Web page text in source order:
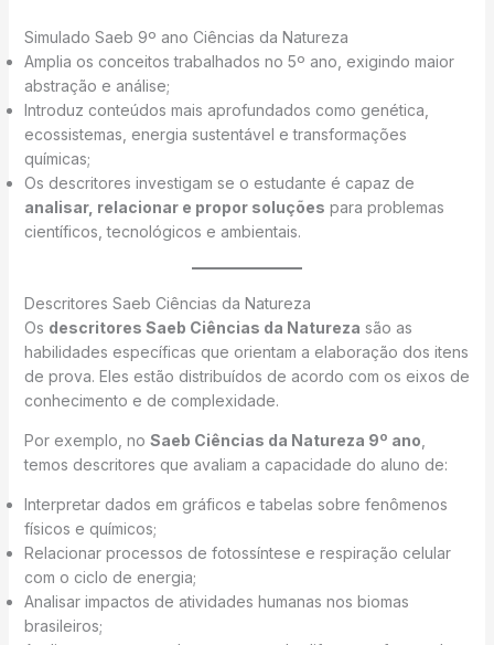
Simulado Saeb 9º ano Ciências da Natureza
Amplia os conceitos trabalhados no 5º ano, exigindo maior
abstração e análise;
Introduz conteúdos mais aprofundados como genética,
ecossistemas, energia sustentável e transformações
químicas;
Os descritores investigam se o estudante é capaz de
analisar, relacionar e propor soluções para problemas
científicos, tecnológicos e ambientais.
Descritores Saeb Ciências da Natureza
Os descritores Saeb Ciências da Natureza são as
habilidades específicas que orientam a elaboração dos itens
de prova. Eles estão distribuídos de acordo com os eixos de
conhecimento e de complexidade.
Por exemplo, no Saeb Ciências da Natureza 9º ano
temos descritores que avaliam a capacidade do aluno de:
Interpretar dados em gráficos e tabelas sobre fenômenos
físicos e químicos;
Relacionar processos de fotossíntese e respiração celular
com o ciclo de energia;
Analisar impactos de atividades humanas nos biomas
brasileiros;